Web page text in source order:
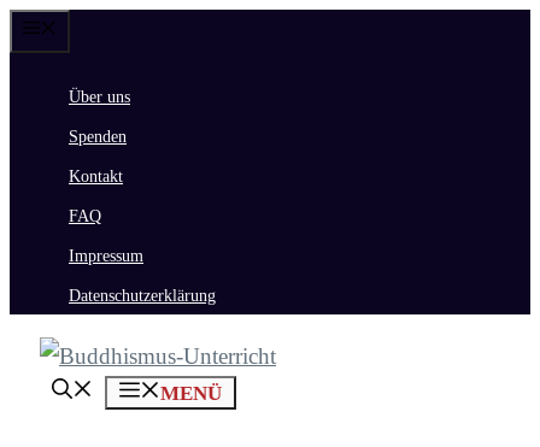
Zum
springenÜber uns
Spenden
Kontakt
FAQ
Impressum
Datenschutzerklärung
MENÜ